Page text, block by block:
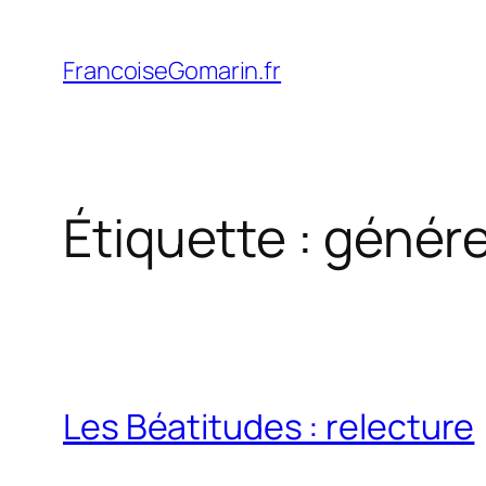
contenu
FrancoiseGomarin.fr
Étiquette :
Les Béatitudes : relecture